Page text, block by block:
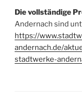
Die vollständige
Andernach sind
https://
andernach.de/
stadtwerke-